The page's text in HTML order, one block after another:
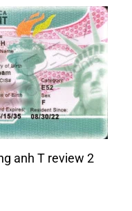
anh T review 2